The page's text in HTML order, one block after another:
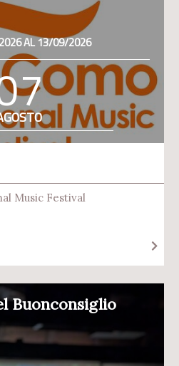
AL 13/09/2026
Music Festival
Buonconsiglio